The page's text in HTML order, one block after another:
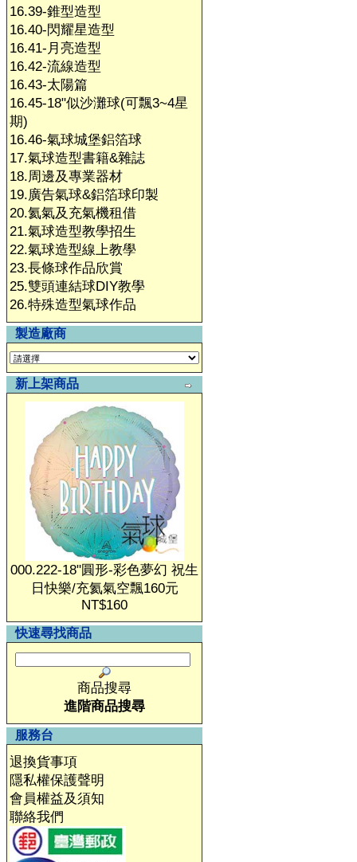
16.39-錐型造型
16.40-閃耀星造型
16.41-月亮造型
16.42-流線造型
16.43-太陽篇
16.45-18"似沙灘球(可飄3~4星
期)
16.46-氣球城堡鋁箔球
17.氣球造型書籍&雜誌
18.周邊及專業器材
19.廣告氣球&鋁箔球印製
20.氦氣及充氣機租借
21.氣球造型教學招生
22.氣球造型線上教學
23.長條球作品欣賞
25.雙頭連結球DIY教學
26.特殊造型氣球作品
製造廠商
新上架商品
000.222-18"圓形-彩色夢幻 祝生
日快樂/充氦氣空飄160元
NT$160
快速尋找商品
商品搜尋
進階商品搜尋
服務台
退換貨事項
隱私權保護聲明
會員權益及須知
聯絡我們